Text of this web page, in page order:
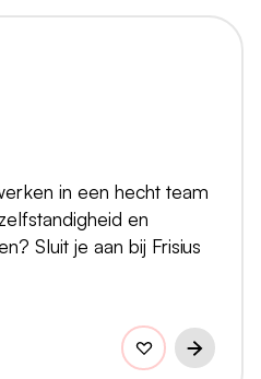
in een hecht team
en
Sluit je aan bij Frisius